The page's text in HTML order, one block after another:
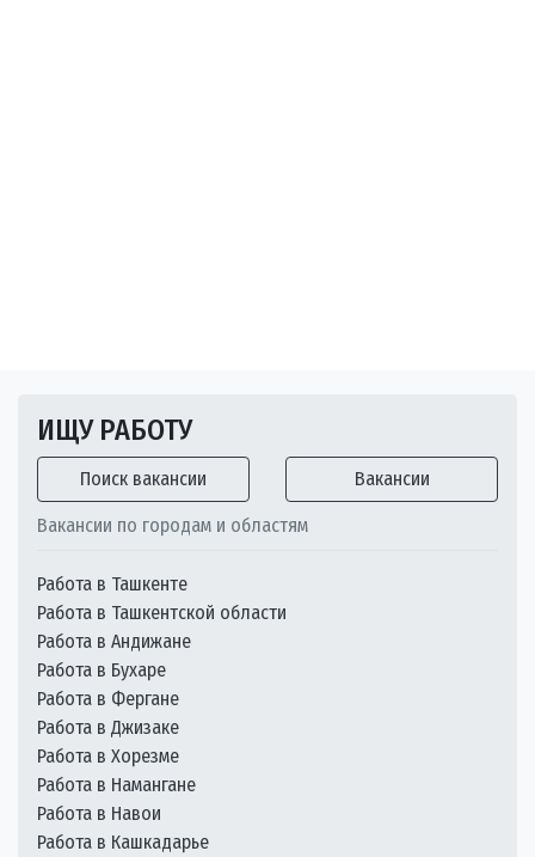
ИЩУ РАБОТУ
Поиск вакансии Вакансии
Вакансии по городам и областям
Работа в Ташкенте
Работа в Ташкентской области
Работа в Андижане
Работа в Бухаре
Работа в Фергане
Работа в Джизаке
Работа в Хорезме
Работа в Намангане
Работа в Навои
Работа в Кашкадарье